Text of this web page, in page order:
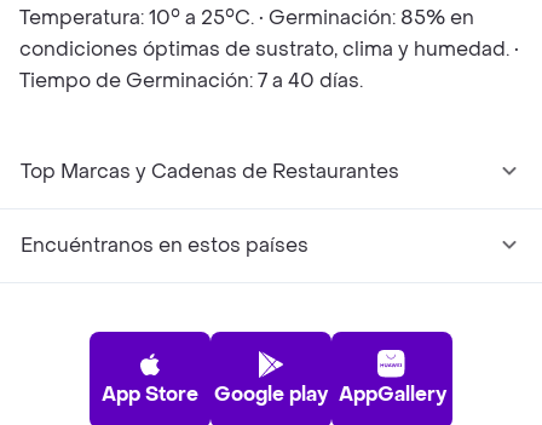
Temperatura: 10° a 25°C. • Germinación: 85% en
condiciones óptimas de sustrato, clima y humedad. •
Tiempo de Germinación: 7 a 40 días.
Top Marcas y Cadenas de Restaurantes
Encuéntranos en estos países
App Store Google play AppGallery